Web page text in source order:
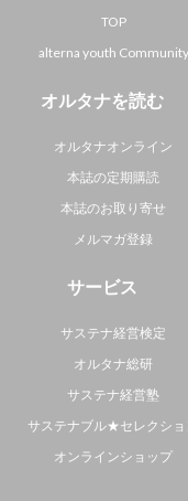
TOP
alterna youth Community
オルタナを読む
オルタナオンライン
本誌の定期購読
本誌のお取り寄せ
メルマガ登録
サービス
サステナ経営検定
オルタナ総研
サステナ経営塾
サステナブル★セレクショ
オンラインショップ